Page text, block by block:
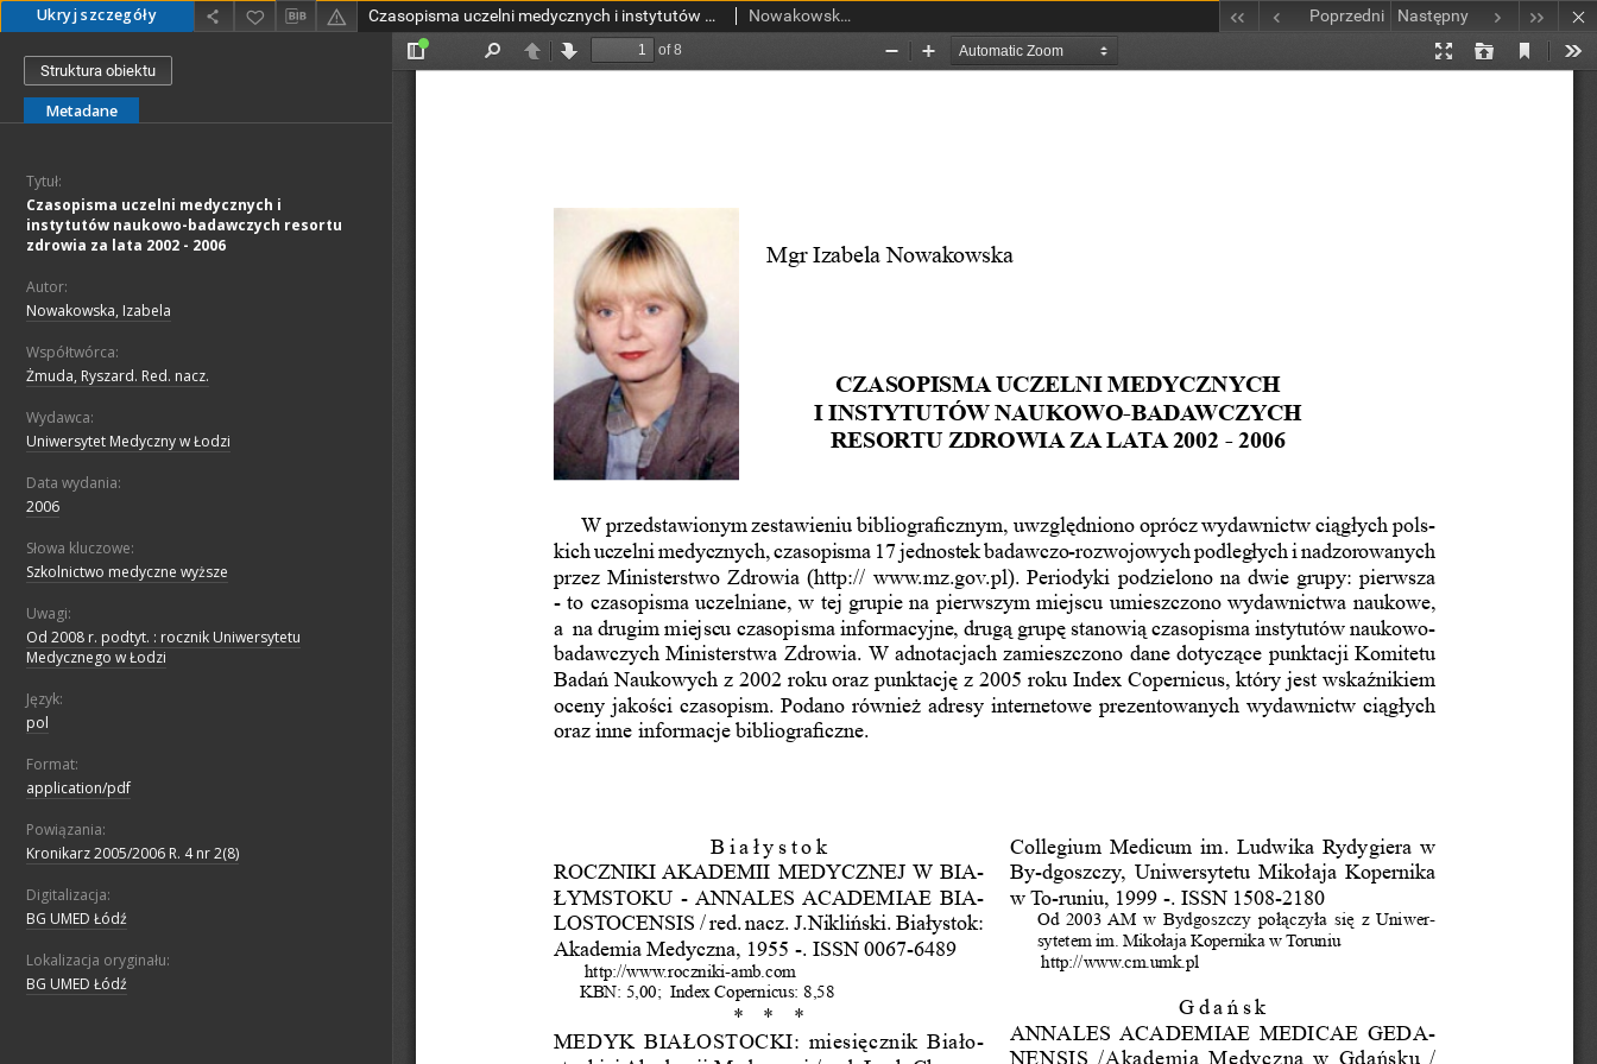
Ukryj szczegóły Czasopisma uczelni medycznych i instytutów naukowo-badawczych resortu zdrowia za lata 2002 - 2006 Nowakowska, Izabela Poprzedni Następny
Struktura obiektu
Metadane
Tytuł:
Czasopisma uczelni medycznych i
instytutów naukowo-badawczych resortu
zdrowia za lata 2002 - 2006
Autor:
Nowakowska, Izabela
Współtwórca:
Żmuda, Ryszard. Red. nacz.
Wydawca:
Uniwersytet Medyczny w Łodzi
Data wydania:
2006
Słowa kluczowe:
Szkolnictwo medyczne wyższe
Uwagi:
Od 2008 r. podtyt. : rocznik Uniwersytetu
Medycznego w Łodzi
Język:
pol
Format:
application/pdf
Powiązania:
Kronikarz 2005/2006 R. 4 nr 2(8)
Digitalizacja:
BG UMED Łódź
Lokalizacja oryginału:
BG UMED Łódź